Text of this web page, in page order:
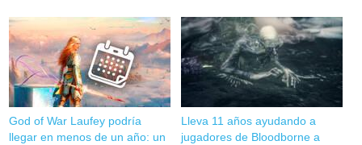
God of War Laufey podría
llegar en menos de un año: un
Lleva 11 años ayudando a
jugadores de Bloodborne a